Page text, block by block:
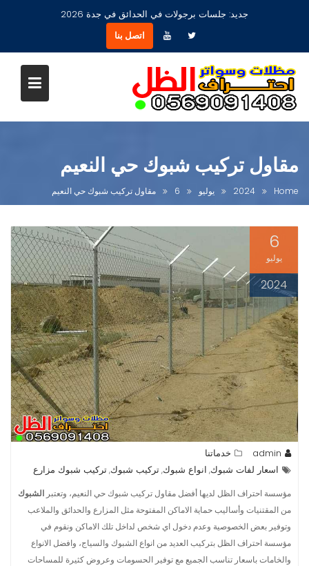
مظلات جلسات حدائق أشكال مودرن عصرية جديدة بجدة
اتصل بنا
مقاول تركيب شبوك حي النعيم
Home
2024 يوليو 6 مقاول تركيب شبوك حي النعيم
6
يوليو
2024
admin
خدماتنا
اسعار لفات شبوك, انواع شبوك,تركيب شبوك,تركيب شبوك مزارع
مؤسسة احتراف الظل لديها أفضل مقاول تركيب شبوك حي النعيم، وتعتبر الشبوك
من المقتنيات وأساليب حماية الاماكن المفتوحة مثل المزارع والحدائق والملاعب
وتوفير بعض الخصوصية وعدم دخول اي شخص لداخل تلك الاماكن ونقوم في
مؤسسة احتراف الظل بتركيب العديد من انواع الشبوك والسياج، وافضل الانواع
والخامات باسعار تناسب الجميع مع توفير الحسومات وعروض كثيرة للمساحات